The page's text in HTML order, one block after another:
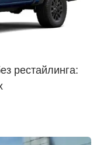
рестайлинга: